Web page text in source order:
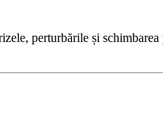
perturbările și